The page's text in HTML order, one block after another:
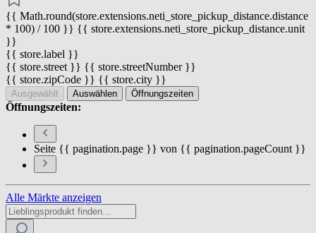
{{ Math.round(store.extensions.neti_store_pickup_distance.distance
* 100) / 100 }} {{ store.extensions.neti_store_pickup_distance.unit
}}
{{ store.label }}
{{ store.street }} {{ store.streetNumber }}
{{ store.zipCode }} {{ store.city }}
Ausgewählt Auswählen Öffnungszeiten
Öffnungszeiten:
Seite {{ pagination.page }} von {{ pagination.pageCount }}
Alle Märkte anzeigen